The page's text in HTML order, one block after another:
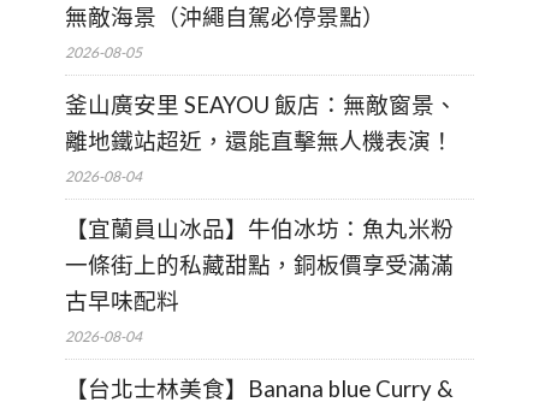
無敵海景（沖繩自駕必停景點）
2026-08-05
釜山廣安里 SEAYOU 飯店：無敵窗景、
離地鐵站超近，還能直擊無人機表演！
2026-08-04
【宜蘭員山冰品】牛伯冰坊：魚丸米粉
一條街上的私藏甜點，銅板價享受滿滿
古早味配料
2026-08-04
【台北士林美食】Banana blue Curry &